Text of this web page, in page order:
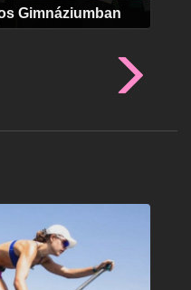
Gimnáziumban